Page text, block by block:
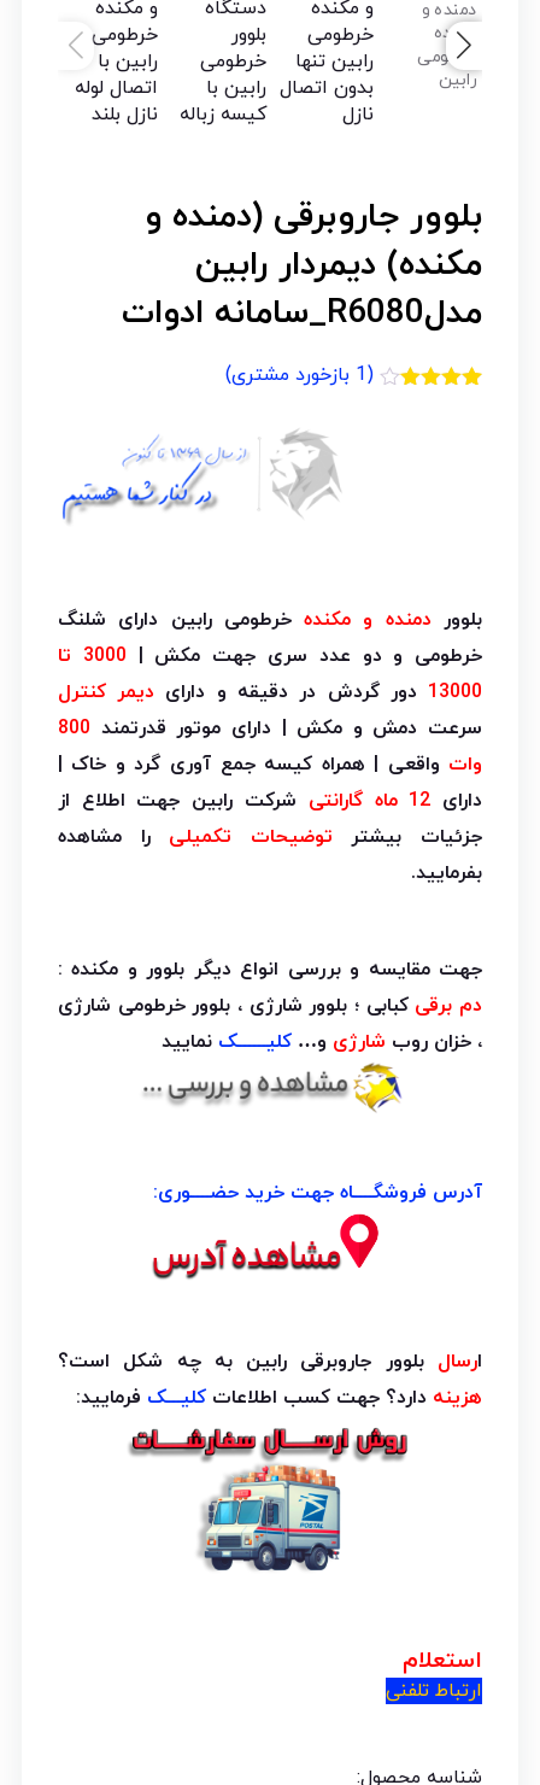
بلوور جاروبرقی (دمنده و
مکنده) دیمردار رابین
مدلR6080_سامانه ادوات
(
1 بازخورد مشتری)
بلوور دمنده و مکندهخرطومی رابین دارای شلنگ
خرطومی و دو عدد سری جهت مکش |
3000 تا
13000 دور گردش در دقیقه و دارای دیمر کنترل
سرعت دمش و مکش | دارای موتور قدرتمند 800
وات واقعی | همراه کیسه جمع آوری گرد و خاک |
دارای 12 ماه گارانتی
شرکت رابین جهت اطلاع از
جزئیات بیشتر توضیحات تکمیلی را مشاهده
بفرمایید.
جهت مقایسه و بررسی انواع دیگر بلوور و مکنده :
دم برقی کبابی ؛ بلوور شارژی ، بلوور خرطومی شارژی
، خزان روب شارژی و… کلیــــــک نمایید
آدرس فروشگــــاه جهت خرید حضــــوری:
ارسال بلوور جاروبرقی رابین به چه شکل است؟
هزینه دارد؟ جهت کسب اطلاعات کلیـــک فرمایید:
استعلام
ارتباط تلفنی
شناسه محصول: